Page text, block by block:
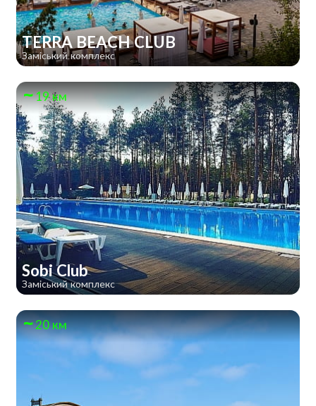
TERRA BEACH CLUB
Заміський комплекс
19 км
Sobi Club
Заміський комплекс
20 км